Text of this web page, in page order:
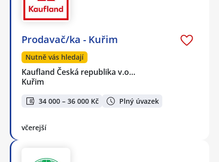
Prodavač/ka - Kuřim
Nutně vás hledají
Kaufland Česká republika v.o…
Kuřim
34 000 – 36 000 Kč Plný úvazek
včerejší